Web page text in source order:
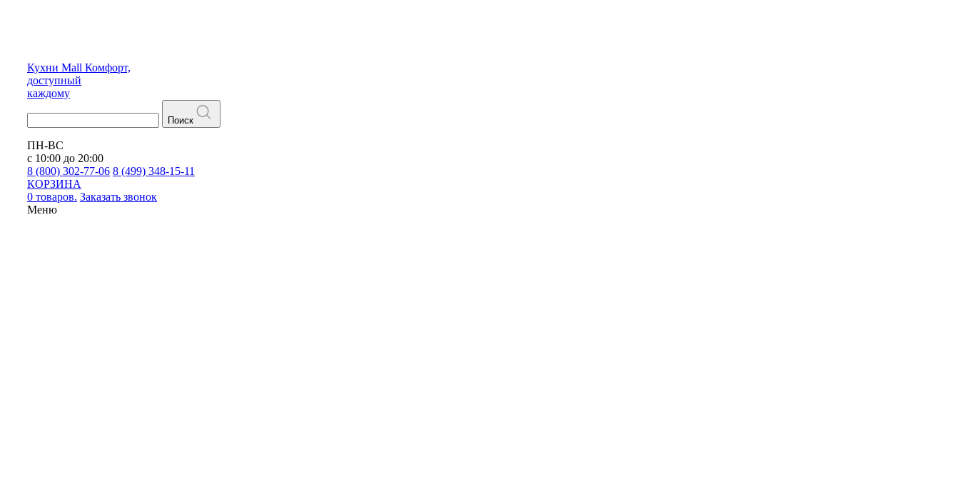
Кухни Mall Комфорт,
доступный
каждому
Поиск
ПН-ВС
с 10:00 до 20:00
8 (800) 302-77-06 8 (499) 348-15-11
КОРЗИНА
0 товаров. Заказать звонок
Меню